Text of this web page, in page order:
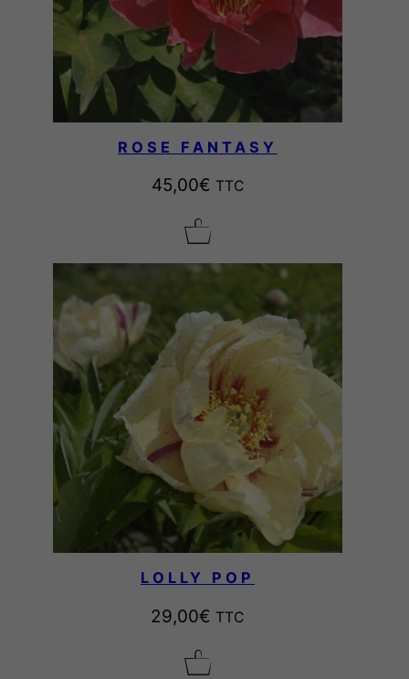
ROSE FANTASY
45,00€ TTC
LOLLY POP
29,00€ TTC